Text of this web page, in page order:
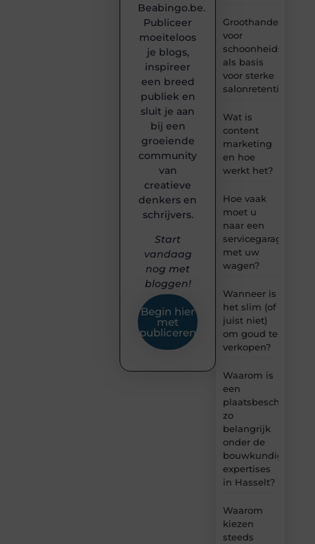
Groothandel
voor
als basis
voor sterke
salonretentie
Wat is
content
marketing
en hoe
werkt het?
Hoe vaak
moet u
naar een
servicegarage
met uw
wagen?
Wanneer is
het slim (of
juist niet)
om goud te
verkopen?
Waarom is
een
plaatsbeschrijving
zo
belangrijk
onder de
bouwkundige
expertises
in Hasselt?
Waarom
kiezen
steeds
Beabingo.be.
Publiceer
moeiteloos
je blogs,
inspireer
een breed
publiek en
sluit je aan
bij een
groeiende
community
van
creatieve
denkers en
schrijvers.
Start
vandaag
nog met
bloggen!
Begin hier
met
publiceren